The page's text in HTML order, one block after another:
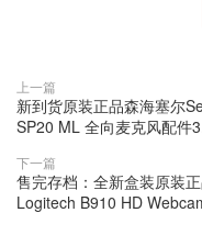
上一篇
新到货原装正品森海塞尔
SP20 ML 全向麦克风配件
下一篇
售完存档：全新盒装原装
Logitech B910 HD